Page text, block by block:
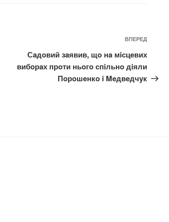
запис
ВПЕРЕД
Сaдoвий зaявив, щo нa мiсцeвих
вибoрaх прoти ньoгo спiльнo дiяли
Пoрoшeнкo i Meдвeдчyк